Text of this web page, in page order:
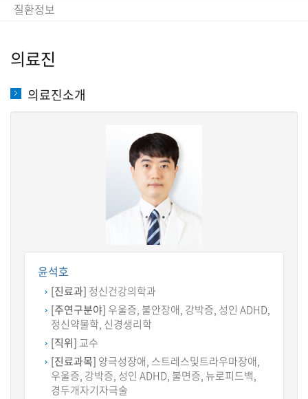
질환정보
의료진
의료진소개
윤석호
[진료과] 정신건강의학과
[주연구분야] 우울증, 불안장애, 강박증, 성인 ADHD,
정신약물학, 신경생리학
[직위] 교수
[진료과목] 양극성장애, 스트레스및트라우마장애,
우울증, 강박증, 성인 ADHD, 불면증, 뉴로피드백,
경두개자기자극술